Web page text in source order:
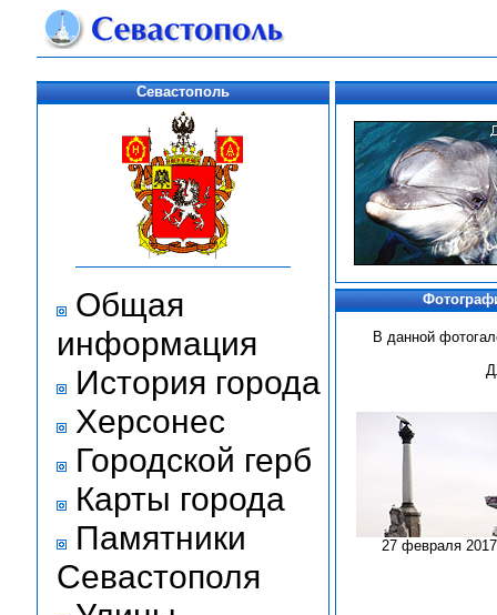
Севастополь
Общая
информация
История города
Херсонес
Городской герб
Карты города
Памятники
Севастополя
В данной
27 февраля 2017